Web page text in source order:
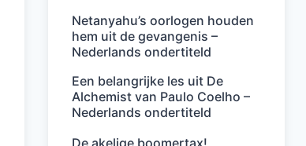
Netanyahu’s oorlogen houden
hem uit de gevangenis –
Nederlands ondertiteld
Een belangrijke les uit De
Alchemist van Paulo Coelho –
Nederlands ondertiteld
De akelige boomertax!